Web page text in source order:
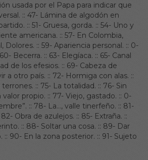
usada por el Papa para indicar que
:: 47- Lámina de algodón en
:: 51- Gruesa, gorda. :: 54- Uno y
americana. :: 57- En Colombia,
Dolores. :: 59- Apariencia personal. :: 0-
60- Becerra. :: 63- Elegíaca. :: 65- Canal
de los efesios. :: 69- Cabeza de
a otro país. :: 72- Hormiga con alas. ::
:: 75- La totalidad. :: 76- Sin
valor propio. :: 77- Viejo, gastado. :: 0-
:: 78- La…, valle tinerfeño. :: 81-
82- Obra de azulejos. :: 85- Extraña. ::
:: 88- Soltar una cosa. :: 89- Dar
:: 90- En la zona posterior. :: 91- Sujeto